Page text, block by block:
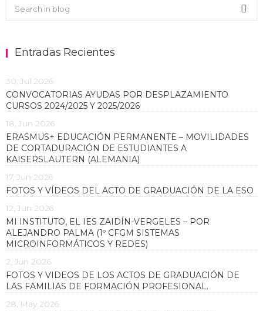
Buscar en el blog
Entradas Recientes
30, Jul 2026
CONVOCATORIAS AYUDAS POR DESPLAZAMIENTO
CURSOS 2024/2025 Y 2025/2026
18, Jun 2026
ERASMUS+ EDUCACIÓN PERMANENTE – MOVILIDADES
DE CORTADURACIÓN DE ESTUDIANTES A
KAISERSLAUTERN (ALEMANIA)
17, Jun 2026
FOTOS Y VÍDEOS DEL ACTO DE GRADUACIÓN DE LA ESO
12, Jun 2026
MI INSTITUTO, EL IES ZAIDÍN-VERGELES – POR
ALEJANDRO PALMA (1º CFGM SISTEMAS
MICROINFORMÁTICOS Y REDES)
2, Jun 2026
FOTOS Y VIDEOS DE LOS ACTOS DE GRADUACIÓN DE
LAS FAMILIAS DE FORMACIÓN PROFESIONAL.
28, May 2026